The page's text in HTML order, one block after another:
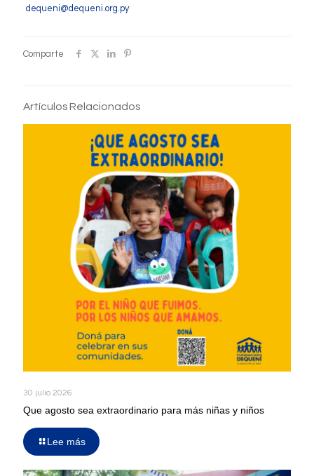
dequeni@dequeni.org.py
Comparte
Artículos Relacionados
30 julio 2026
Que agosto sea extraordinario para más niñas y niños
Lee más